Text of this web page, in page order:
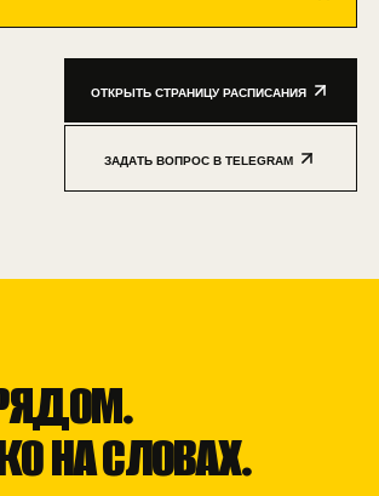
ОТКРЫТЬ СТРАНИЦУ РАСПИСАНИЯ
ЗАДАТЬ ВОПРОС В TELEGRAM
НА СЛОВАХ.